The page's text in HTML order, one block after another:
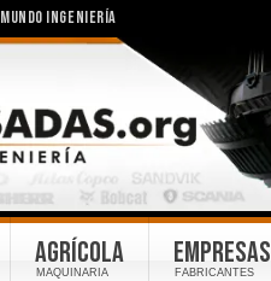
MUNDO INGENIERÍA
AGRÍCOLA
MAQUINARIA
EMPRESAS
FABRICANTES